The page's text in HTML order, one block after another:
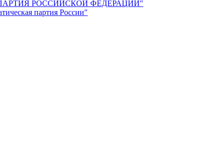
ПАРТИЯ РОССИЙСКОЙ ФЕДЕРАЦИИ"
партия России"